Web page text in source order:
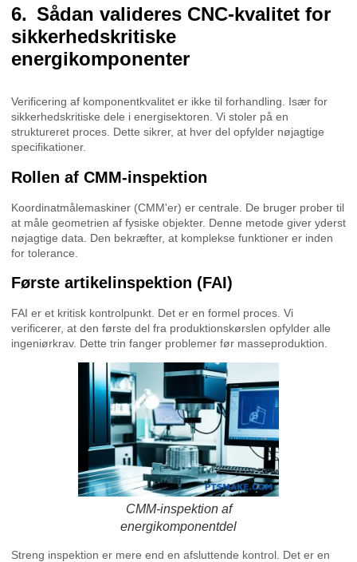
Sådan valideres CNC-kvalitet for
sikkerhedskritiske
energikomponenter
Verificering af komponentkvalitet er ikke til forhandling. Især for
sikkerhedskritiske dele i energisektoren. Vi stoler på en
struktureret proces. Dette sikrer, at hver del opfylder nøjagtige
specifikationer.
Rollen af CMM-inspektion
Koordinatmålemaskiner (CMM'er) er centrale. De bruger prober til
at måle geometrien af fysiske objekter. Denne metode giver yderst
nøjagtige data. Den bekræfter, at komplekse funktioner er inden
for tolerance.
Første artikelinspektion (FAI)
FAI er et kritisk kontrolpunkt. Det er en formel proces. Vi
verificerer, at den første del fra produktionskørslen opfylder alle
ingeniørkrav. Dette trin fanger problemer før masseproduktion.
CMM-inspektion af
energikomponentdel
Streng inspektion er mere end en afsluttende kontrol. Det er en